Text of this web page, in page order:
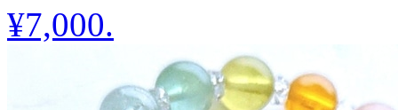
¥7,000.